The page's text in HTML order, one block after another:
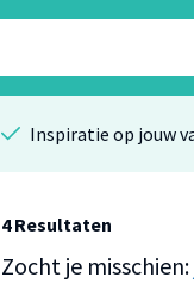
Inspiratie op jouw
4 Resultaten
Zocht je misschien: